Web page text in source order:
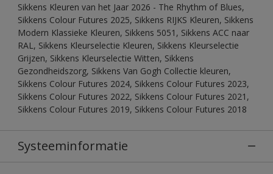
Sikkens Kleuren van het Jaar 2026 - The Rhythm of Blues,
Sikkens Colour Futures 2025, Sikkens RIJKS Kleuren, Sikkens
Modern Klassieke Kleuren, Sikkens 5051, Sikkens ACC naar
RAL, Sikkens Kleurselectie Kleuren, Sikkens Kleurselectie
Grijzen, Sikkens Kleurselectie Witten, Sikkens
Gezondheidszorg, Sikkens Van Gogh Collectie kleuren,
Sikkens Colour Futures 2024, Sikkens Colour Futures 2023,
Sikkens Colour Futures 2022, Sikkens Colour Futures 2021,
Sikkens Colour Futures 2019, Sikkens Colour Futures 2018
Systeeminformatie